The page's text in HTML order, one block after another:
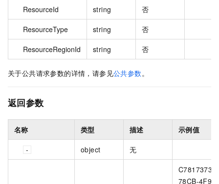
ResourceId string 否
ResourceType string 否
ResourceRegionId string 否
关于公共请求参数的详情，请参见公共参数 。
返回参数
名称 类型 描述 示例值
object 无
C7817373-
78CB-4F9A-